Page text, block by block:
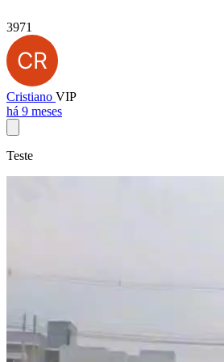
3971
Cristiano VIP
há 9 meses
Teste